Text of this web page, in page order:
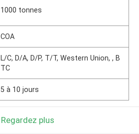
1000 tonnes
COA
L/C, D/A, D/P, T/T, Western Union, , B
TC
5 à 10 jours
Regardez plus